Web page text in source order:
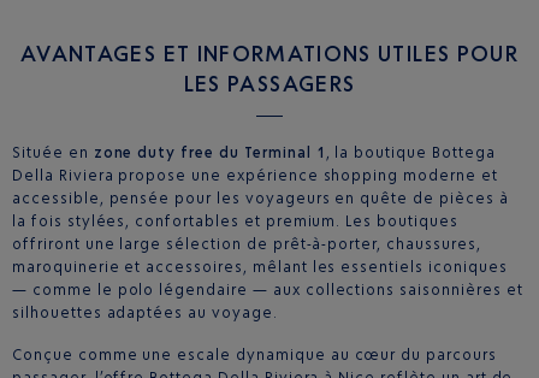
AVANTAGES ET INFORMATIONS UTILES POUR
LES PASSAGERS
Située en zone duty free du Terminal 1
, la boutique Bottega
Della Riviera propose une expérience shopping moderne et
accessible, pensée pour les voyageurs en quête de pièces à
la fois stylées, confortables et premium. Les boutiques
offriront une large sélection de prêt-à-porter, chaussures,
maroquinerie et accessoires, mêlant les essentiels iconiques
— comme le polo légendaire — aux collections saisonnières et
silhouettes adaptées au voyage.
Conçue comme une escale dynamique au cœur du parcours